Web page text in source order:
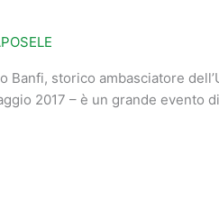
Banfi, storico ambasciatore
2017 – è un grande evento